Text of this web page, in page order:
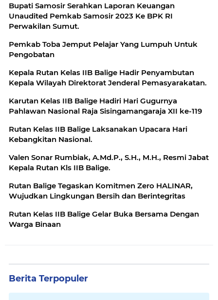
Bupati Samosir Serahkan Laporan Keuangan
Unaudited Pemkab Samosir 2023 Ke BPK RI
Perwakilan Sumut.
Pemkab Toba Jemput Pelajar Yang Lumpuh Untuk
Pengobatan
Kepala Rutan Kelas IIB Balige Hadir Penyambutan
Kepala Wilayah Direktorat Jenderal Pemasyarakatan.
Karutan Kelas IIB Balige Hadiri Hari Gugurnya
Pahlawan Nasional Raja Sisingamangaraja XII ke-119
Rutan Kelas IIB Balige Laksanakan Upacara Hari
Kebangkitan Nasional.
Valen Sonar Rumbiak, A.Md.P., S.H., M.H., Resmi Jabat
Kepala Rutan Kls IIB Balige.
Rutan Balige Tegaskan Komitmen Zero HALINAR,
Wujudkan Lingkungan Bersih dan Berintegritas
Rutan Kelas IIB Balige Gelar Buka Bersama Dengan
Warga Binaan
Berita Terpopuler